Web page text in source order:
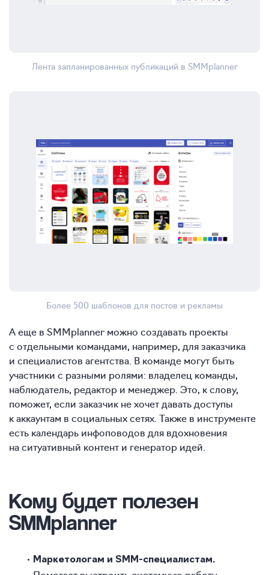
Лента запланированных публикаций в SMMplanner
Более 500 шаблонов для постов и рекламы
А еще в SMMplanner можно создавать проекты
с отдельными командами, например, для заказчика
и специалистов агентства. В команде могут быть
участники с разными ролями: владелец команды,
наблюдатель, редактор и менеджер. Это, к слову,
поможет, если заказчик не хочет давать доступы
к аккаунтам в социальных сетях. Также в инструменте
есть календарь инфоповодов для вдохновения
на ситуативный контент и генератор идей.
Кому будет полезен
SMMplanner
Маркетологам и SMM-специалистам.